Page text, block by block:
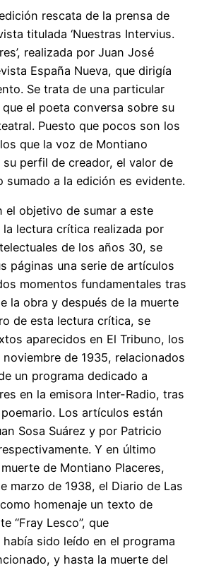
rescata de la prensa de
titulada ‘Nuestras Intervius.
realizada por Juan José
España Nueva, que dirigía
Se trata de una particular
el poeta conversa sobre su
Puesto que pocos son los
que la voz de Montiano
su perfil de creador, el valor de
sumado a la edición es evidente.
el objetivo de sumar a este
lectura crítica realizada por
de los años 30, se
páginas una serie de artículos
momentos fundamentales tras
la obra y después de la muerte
de esta lectura crítica, se
aparecidos en El Tribuno, los
de 1935, relacionados
un programa dedicado a
en la emisora Inter-Radio, tras
Los artículos están
Sosa Suárez y por Patricio
Y en último
de Montiano Placeres,
marzo de 1938, el Diario de Las
homenaje un texto de
“Fray Lesco”, que
sido leído en el programa
y hasta la muerte del